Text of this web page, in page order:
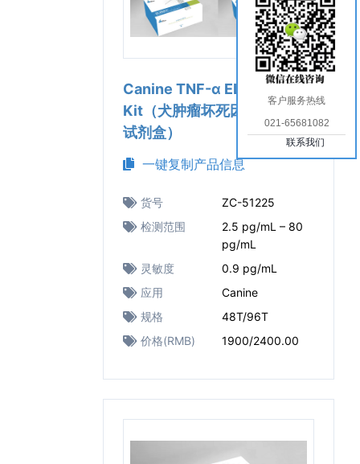
Canine TNF-α ELISA
Kit（犬肿瘤坏死因子α ELISA
试剂盒）
一键复制产品信息
货号
ZC-51225
检测范围
2.5 pg/mL – 80
pg/mL
灵敏度
0.9 pg/mL
应用
Canine
规格
48T/96T
价格(RMB)
1900/2400.00
客户服务热线
021-65681082
联系我们